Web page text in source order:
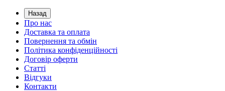
Назад
Про нас
Доставка та оплата
Повернення та обмін
Політика конфіденційності
Договір оферти
Статті
Відгуки
Контакти